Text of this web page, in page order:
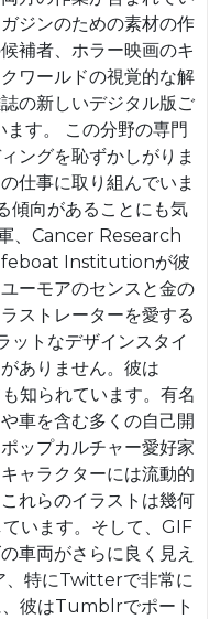
ン
イ
ラ
ス
ト
レ
ー
タ
ー
オ
リ
ー
ギ
ブ
ス
ジンのための素材の作
補者、ホラー映画のキ
ワールドの視覚的な解
の新しいデジタル版ご
す。 この分野の専門
ングを恥ずかしがりま
仕事に取り組んでいま
傾向があることにも気
、Cancer Research
Institutionが彼
ーモアのセンスと金の
ストレーターを愛する
ットなデザインスタイ
ありません。彼は
知られています。有名
車を含む多くの自己開
ップカルチャー愛好家
ャラクターには流動的
れらのイラストは幾何
います。そして、GIF
車両がさらに良く見え
、特にTwitterで非常に
彼はTumblrでポート